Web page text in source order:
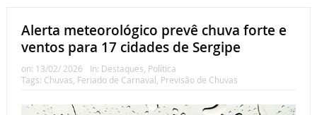
Alerta meteorológico prevê chuva forte e
ventos para 17 cidades de Sergipe
on: 13/02/ 2026 In: Destaques Política
Tags: Chuvas Feriado de Carnaval Previsão de Chuvas